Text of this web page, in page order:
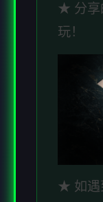
★ 分享
玩！
★ 如遇